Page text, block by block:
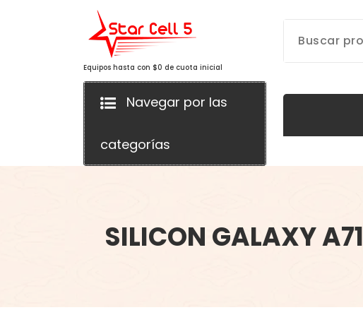
Equipos hasta con $0 de cuota inicial
Navegar por las
categorías
SILICON GALAXY A71